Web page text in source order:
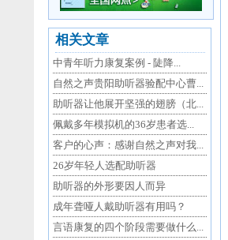
相关文章
中青年听力康复案例 - 陡降...
自然之声贵阳助听器验配中心曹...
助听器让他展开坚强的翅膀（北...
佩戴多年模拟机的36岁患者选...
客户的心声：感谢自然之声对我...
26岁年轻人选配助听器
助听器的外形要因人而异
成年聋哑人戴助听器有用吗？
言语康复的四个阶段需要做什么...